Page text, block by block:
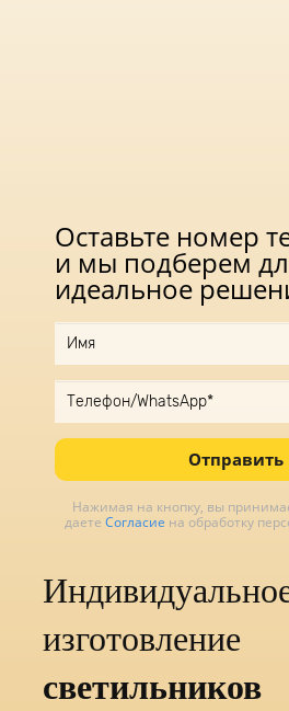
Оставьте номер
и мы подберем
идеальное
Отправить
Нажимая на кнопку, вы
даете Согласие на обработку
изготовление
светильников